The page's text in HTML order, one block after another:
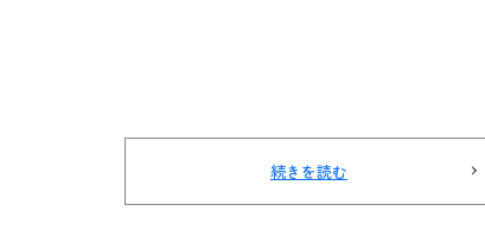
続きを読む